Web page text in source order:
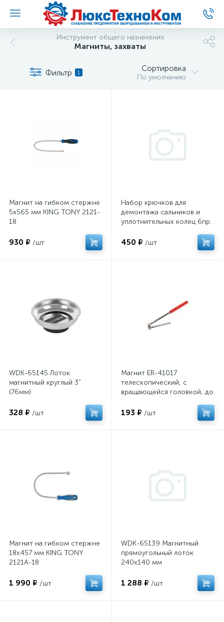
Инструмент общего назначения
Магниты, захваты
Фильтр 1 Сортировка
По умолчанию
Магнит на гибком стержне
5х565 мм KING TONY 2121-
18
930 ₽ /шт
Набор крючков для
демонтажа сальников и
уплотнительных колец 6пр.
R7700176
450 ₽ /шт
WDK-65145 Лоток
магнитный круглый 3"
(76мм)
328 ₽ /шт
Магнит ER-41017
телескопический, с
вращающейся головкой, до
ЭВРИКА 1/50/1
193 ₽ /шт
Магнит на гибком стержне
18х457 мм KING TONY
2121A-18
1 990 ₽ /шт
WDK-65139 Магнитный
прямоугольный лоток
240x140 мм
1 288 ₽ /шт